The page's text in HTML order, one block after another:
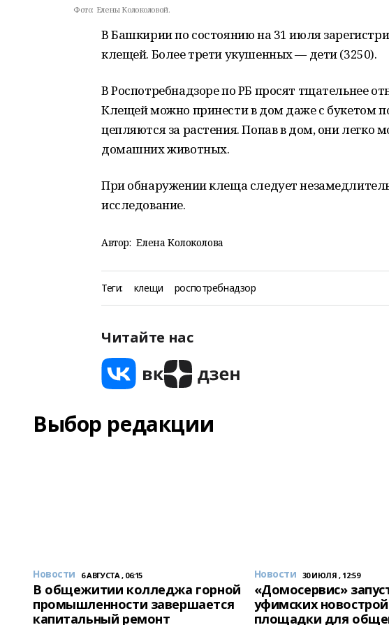
Фото: Елены Колоколовой.
В Башкирии по состоянию на 31 июля
клещей. Более трети укушенных — дети (3250).
В Роспотребнадзоре по РБ просят тщательнее
Клещей можно принести в дом даже с букетом
цепляются за растения. Попав в дом, они легко
домашних животных.
При обнаружении клеща следует
исследование.
Автор: Елена Колоколова
Теги: клещи роспотребнадзор
Читайте нас
Выбор редакции
Новости 6 АВГУСТА , 06:15
В общежитии колледжа горной
промышленности завершается
капитальный ремонт
Новости 30 ИЮЛЯ , 12:59
«Домосервис»
уфимских
площадки для